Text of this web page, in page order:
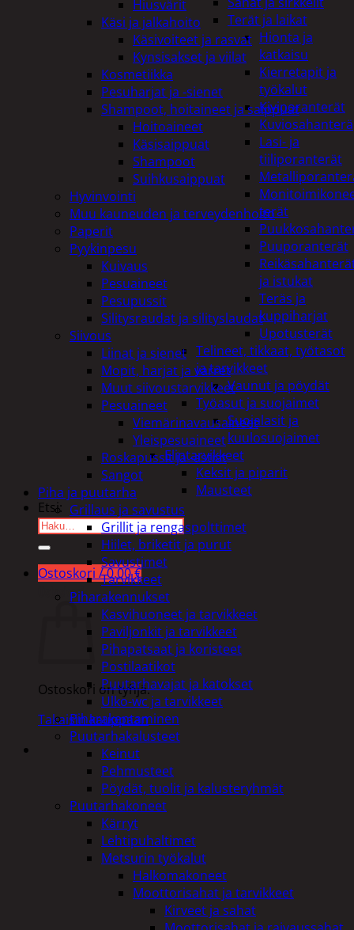
Terät ja laikat
Hionta ja
katkaisu
Kierretapit ja
työkalut
Kiviporanterät
Kuviosahanterä
Lasi- ja
tiiliporanterät
terät
Puuporanterät
ja istukat
Teräs ja
kuppiharjat
Upotusterät
Telineet, tikkaat, työtasot
ja tarvikkeet
Vaunut ja pöydät
Työasut ja suojaimet
Suojalasit ja
kuulosuojaimet
Elintarvikkeet
Keksit ja piparit
Mausteet
Etsi:
Ostoskori /0,00€
Ostoskori
Ostoskori on tyhjä.
Takaisin kauppaan
Hiusvärit
Käsi ja jalkahoito
Käsivoiteet ja rasvat
Kynsisakset ja viilat
Kosmetiikka
Pesuharjat ja -sienet
Shampoot, hoitaineet ja saippuat
Hoitoaineet
Käsisaippuat
Shampoot
Suihkusaippuat
Hyvinvointi
Muu kauneuden ja terveydenhoito
Paperit
Pyykinpesu
Kuivaus
Pesuaineet
Pesupussit
Silitysraudat ja silityslaudat
Siivous
Liinat ja sienet
Mopit, harjat ja varret
Muut siivoustarvikkeet
Pesuaineet
Viemärinavausaineet
Yleispesuaineet
Roskapussit ja -astiat
Sangot
Piha ja puutarha
Grillaus ja savustus
Grillit ja rengaspolttimet
Hiilet, briketit ja purut
Savustimet
Tarvikkeet
Piharakennukset
Kasvihuoneet ja tarvikkeet
Paviljonkit ja tarvikkeet
Pihapatsaat ja koristeet
Postilaatikot
Puutarhavajat ja katokset
Ulko-wc ja tarvikkeet
Piharakentaminen
Puutarhakalusteet
Keinut
Pehmusteet
Pöydät, tuolit ja kalusteryhmät
Puutarhakoneet
Kärryt
Lehtipuhaltimet
Metsurin työkalut
Halkomakoneet
Moottorisahat ja tarvikkeet
Kirveet ja sahat